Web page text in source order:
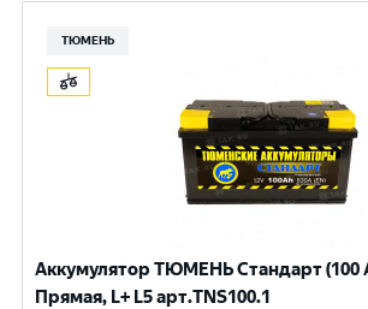
ТЮМЕНЬ
Аккумулятор ТЮМЕНЬ Стандарт (100
Прямая, L+ L5 арт.TNS100.1